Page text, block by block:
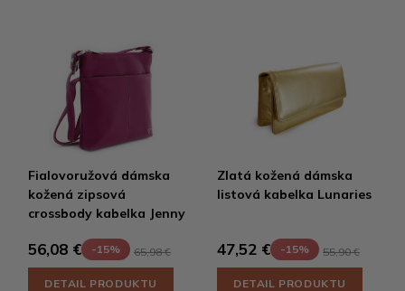
Fialovoružová dámska
kožená zipsová
crossbody kabelka Jenny
56,08 € -15% 65,98 €
DETAIL PRODUKTU
Zlatá kožená dámska
listová kabelka Lunaries
47,52 € -15% 55,90 €
DETAIL PRODUKTU